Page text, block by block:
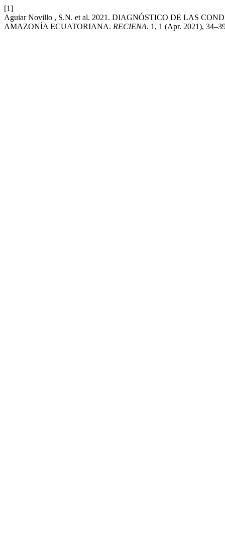
[1]
Aguiar Novillo , S.N. et al. 2021. DIAGNÓSTICO DE LAS
AMAZONÍA ECUATORIANA. RECIENA. 1, 1 (Apr. 2021),